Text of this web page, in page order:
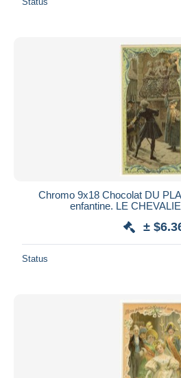
Chromo 9x18 Chocolat DU
enfantine. LE
±
Status